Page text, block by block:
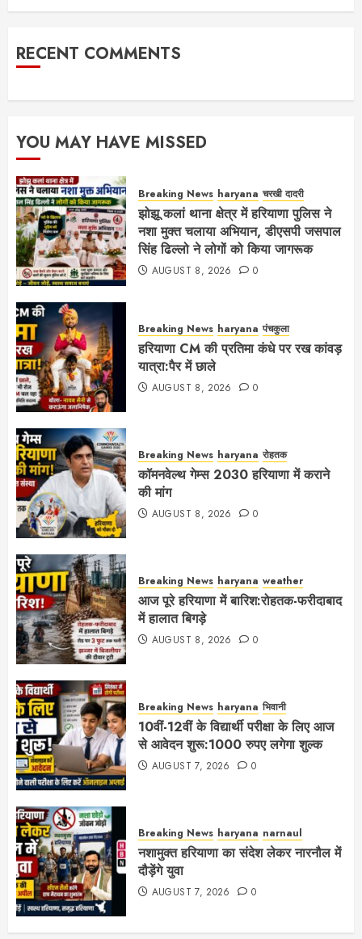
RECENT COMMENTS
YOU MAY HAVE MISSED
Breaking News haryana चरखी दादरी
झोझू कलां थाना क्षेत्र में हरियाणा पुलिस ने
नशा मुक्त चलाया अभियान, डीएसपी जसपाल
सिंह ढिल्लो ने लोगों को किया जागरूक
AUGUST 8, 2026 0
Breaking News haryana पंचकुला
हरियाणा CM की प्रतिमा कंधे पर रख कांवड़
यात्रा:पैर में छाले
AUGUST 8, 2026 0
Breaking News haryana रोहतक
कॉमनवेल्थ गेम्स 2030 हरियाणा में कराने
की मांग
AUGUST 8, 2026 0
Breaking News haryana weather
आज पूरे हरियाणा में बारिश:रोहतक-फरीदाबाद
में हालात बिगड़े
AUGUST 8, 2026 0
Breaking News haryana भिवानी
10वीं-12वीं के विद्यार्थी परीक्षा के लिए आज
से आवेदन शुरू:1000 रुपए लगेगा शुल्क
AUGUST 7, 2026 0
Breaking News haryana narnaul
नशामुक्त हरियाणा का संदेश लेकर नारनौल में
दौड़ेंगे युवा
AUGUST 7, 2026 0